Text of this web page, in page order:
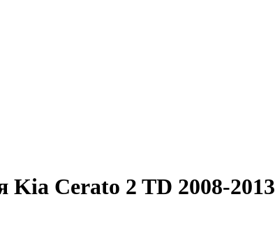
Kia Cerato 2 TD 2008-2013